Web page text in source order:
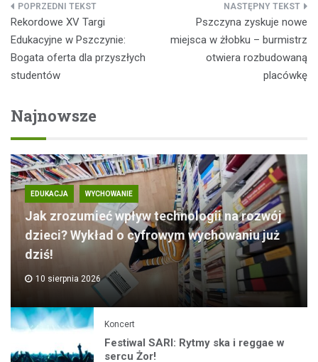
Nawigacja
wpisu
Rekordowe XV Targi
Edukacyjne w Pszczynie:
Bogata oferta dla przyszłych
studentów
Pszczyna zyskuje nowe
miejsca w żłobku – burmistrz
otwiera rozbudowaną
placówkę
Najnowsze
EDUKACJA WYCHOWANIE
Jak zrozumieć wpływ technologii na rozwój
dzieci? Wykład o cyfrowym wychowaniu już
dziś!
10 sierpnia 2026
Koncert
Festiwal SARI: Rytmy ska i reggae w
sercu Żor!